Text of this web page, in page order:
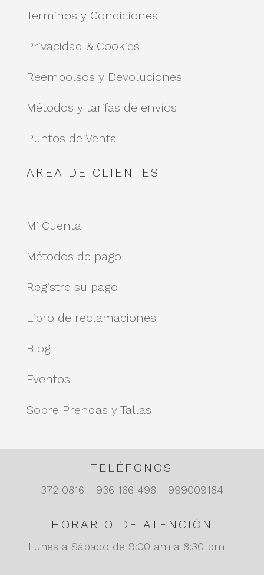
Terminos y Condiciones
Privacidad & Cookies
Reembolsos y Devoluciones
Métodos y tarifas de envíos
Puntos de Venta
AREA DE CLIENTES
Mi Cuenta
Métodos de pago
Registre su pago
Libro de reclamaciones
Blog
Eventos
Sobre Prendas y Tallas
TELÉFONOS
372 0816 - 936 166 498 - 999009184
HORARIO DE ATENCIÓN
Lunes a Sábado de 9:00 am a 8:30 pm